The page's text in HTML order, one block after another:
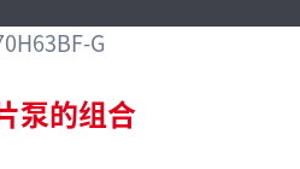
泵的组合